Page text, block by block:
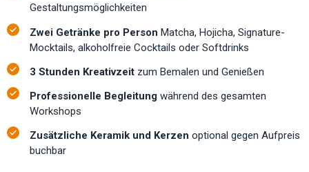
Gestaltungsmöglichkeiten
Zwei Getränke pro Person Matcha, Hojicha, Signature-
Mocktails, alkoholfreie Cocktails oder Softdrinks
3 Stunden Kreativzeit zum Bemalen und Genießen
Professionelle Begleitung während des gesamten
Workshops
Zusätzliche Keramik und Kerzen optional gegen Aufpreis
buchbar